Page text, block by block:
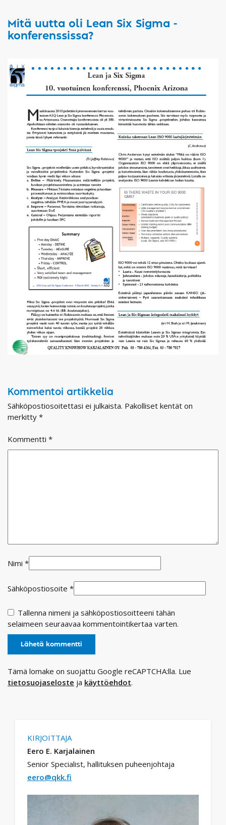
Mitä uutta oli Lean Six Sigma -
konferenssissa?
Kommentoi artikkelia
Sähköpostiosoitettasi ei julkaista. Pakolliset kentät on
merkitty *
Kommentti *
Nimi *
Sähköpostiosoite *
Tallenna nimeni ja sähköpostiosoitteeni tähän
selaimeen seuraavaa kommentointikertaa varten.
Tämä lomake on suojattu Google reCAPTCHA:lla. Lue
tietosuojaseloste ja käyttöehdot.
KIRJOITTAJA
Eero E. Karjalainen
Senior Specialist, hallituksen puheenjohtaja
eero@qkk.fi